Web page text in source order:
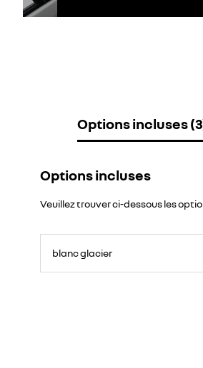
Options incluses
Options incluses
Veuillez trouver ci-dessous les
blanc glacier